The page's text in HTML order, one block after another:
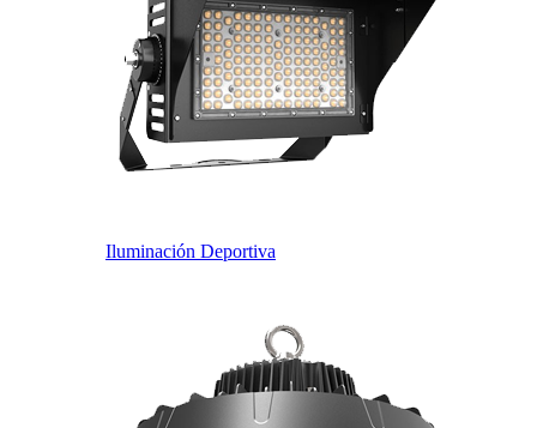
Iluminación Deportiva